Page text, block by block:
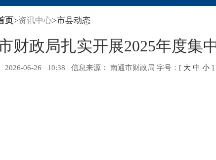
页>资讯中心>市县动态
财政局扎实开展2025年度集
2026-06-26 10:38 信息来源： 南通市财政局 字号： [ 大 中 小 ]